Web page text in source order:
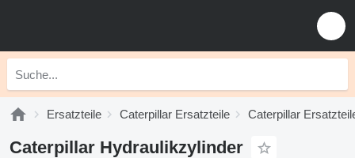
Ersatzteile Caterpillar Ersatzteile Caterpillar
Caterpillar Hydraulikzylinder